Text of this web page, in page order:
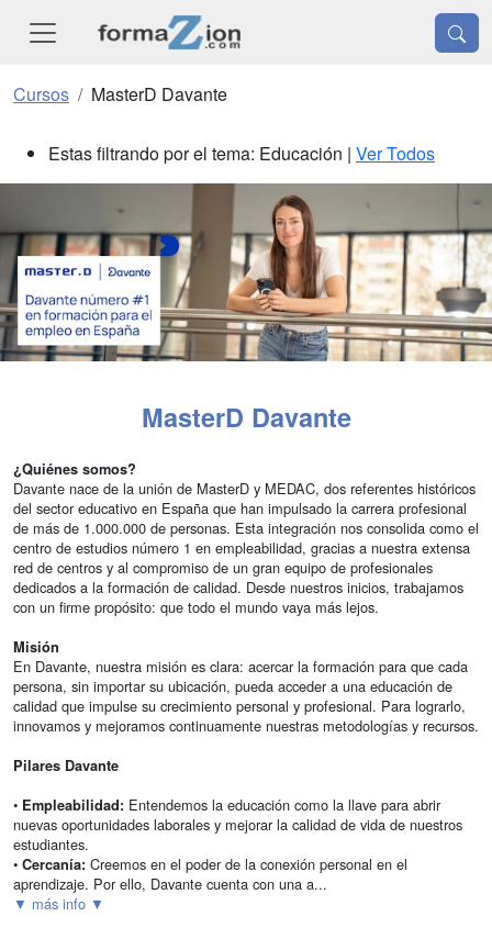
Cursos MasterD Davante
Estas filtrando por el tema: Educación | Ver Todos
MasterD Davante
¿Quiénes somos?
Davante nace de la unión de MasterD y MEDAC, dos referentes históricos
del sector educativo en España que han impulsado la carrera profesional
de más de 1.000.000 de personas. Esta integración nos consolida como el
centro de estudios número 1 en empleabilidad, gracias a nuestra extensa
red de centros y al compromiso de un gran equipo de profesionales
dedicados a la formación de calidad. Desde nuestros inicios, trabajamos
con un firme propósito: que todo el mundo vaya más lejos.
Misión
En Davante, nuestra misión es clara: acercar la formación para que cada
persona, sin importar su ubicación, pueda acceder a una educación de
calidad que impulse su crecimiento personal y profesional. Para lograrlo,
innovamos y mejoramos continuamente nuestras metodologías y recursos.
Pilares Davante
• Empleabilidad: Entendemos la educación como la llave para abrir
nuevas oportunidades laborales y mejorar la calidad de vida de nuestros
estudiantes.
• Cercanía: Creemos en el poder de la conexión personal en el
aprendizaje. Por ello, Davante cuenta con una a...
▼ más info ▼